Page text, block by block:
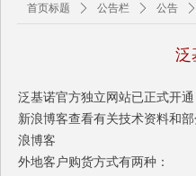
泛
首页标题 ꄲ 公告栏 ꄲ 公告 ꄲ
泛基诺官方独立网站已正式开
新浪博客查看有关技术资料和
浪博客
外地客户购货方式有两种：